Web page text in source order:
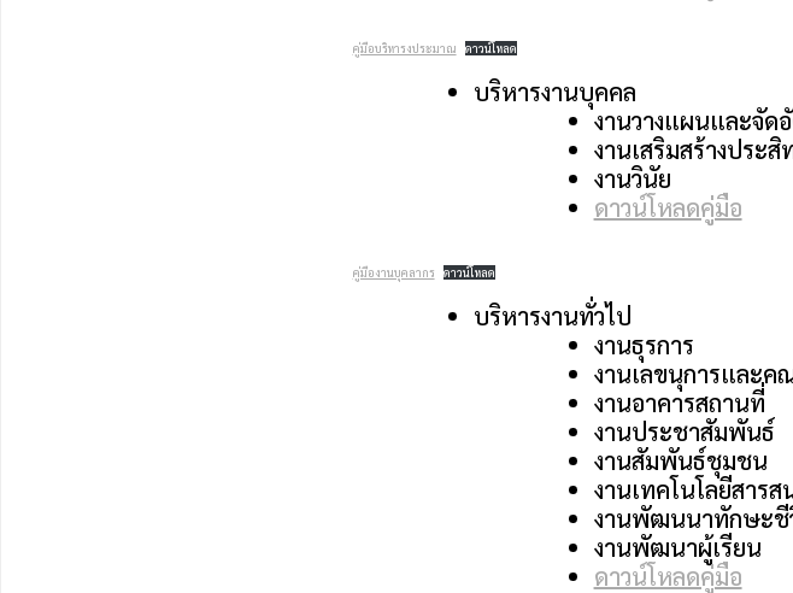
คู่มือบริหารงประมาณ ดาวน์โหลด
บริหารงานบุคคล
งานวางแผนและจัด
งานเสริมสร้างประ
งานวินัย
ดาวน์โหลดคู่มือ
คู่มืองานบุคลากร ดาวน์โหลด
บริหารงานทั่วไป
งานธุรการ
งานเลขนุการและค
งานอาคารสถานที่
งานประชาสัมพันธ์
งานสัมพันธ์ชุมชน
งานเทคโนโลยีสารส
งานพัฒนนาทักษะชี
งานพัฒนาผู้เรียน
ดาวน์โหลดคู่มือ